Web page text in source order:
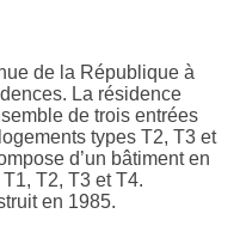
de la République à
La résidence
de trois entrées
types T2, T3 et
d’un bâtiment en
T2, T3 et T4.
en 1985.